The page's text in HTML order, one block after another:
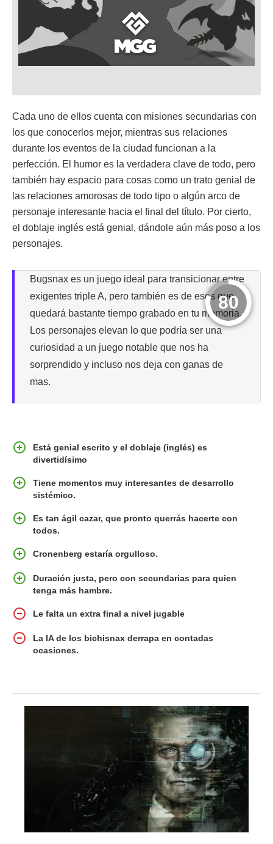
Cada uno de ellos cuenta con misiones secundarias con
los que conocerlos mejor, mientras sus relaciones
durante los eventos de la ciudad funcionan a la
perfección. El humor es la verdadera clave de todo, pero
también hay espacio para cosas como un trato genial de
las relaciones amorosas de todo tipo o algún arco de
personaje interesante hacia el final del título. Por cierto,
el doblaje inglés está genial, dándole aún más poso a los
personajes.
80
Bugsnax es un juego ideal para transicionar entre
exigentes triple A, pero también es de esos que
quedará bastante tiempo grabado en tu memoria.
Los personajes elevan lo que podría ser una
curiosidad a un juego notable que nos ha
sorprendido y incluso nos deja con ganas de
mas.
Está genial escrito y el doblaje (inglés) es
divertidísimo
Tiene momentos muy interesantes de desarrollo
sistémico.
Es tan ágil cazar, que pronto querrás hacerte con
todos.
Cronenberg estaría orgulloso.
Duración justa, pero con secundarias para quien
tenga más hambre.
Le falta un extra final a nivel jugable
La IA de los bichisnax derrapa en contadas
ocasiones.